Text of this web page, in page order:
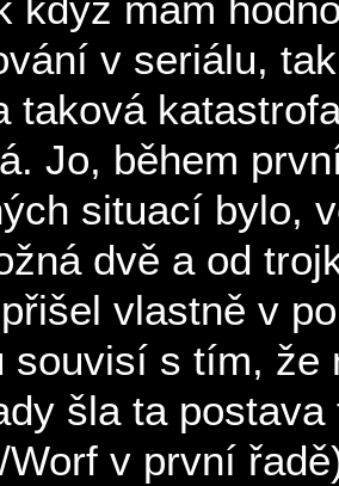
když mám
v seriálu,
taková
Jo, během
situací bylo,
dvě a od
vlastně v
souvisí s tím, že
šla ta
Worf v první